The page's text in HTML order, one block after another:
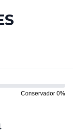
Conservador 0%